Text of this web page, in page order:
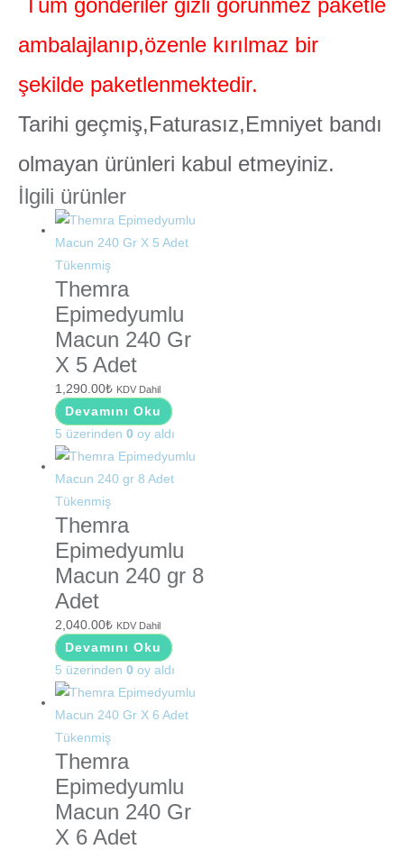
ambalajlanıp,özenle kırılmaz bir
şekilde paketlenmektedir.
Tarihi geçmiş,Faturasız,Emniyet bandı
olmayan ürünleri kabul etmeyiniz.
İlgili ürünler
Tükenmiş
Themra
Epimedyumlu
Macun 240 Gr
X 5 Adet
1,290.00₺ KDV Dahil
Devamını Oku
5 üzerinden0 oy aldı
Tükenmiş
Themra
Epimedyumlu
Macun 240 gr 8
Adet
2,040.00₺ KDV Dahil
Devamını Oku
5 üzerinden0 oy aldı
Tükenmiş
Themra
Epimedyumlu
Macun 240 Gr
X 6 Adet